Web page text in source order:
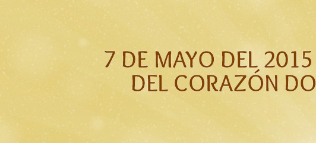
7 DE MAYO DEL
DEL CORAZÓN